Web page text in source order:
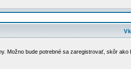
Možno bude potrebné sa zaregistrovať, skôr